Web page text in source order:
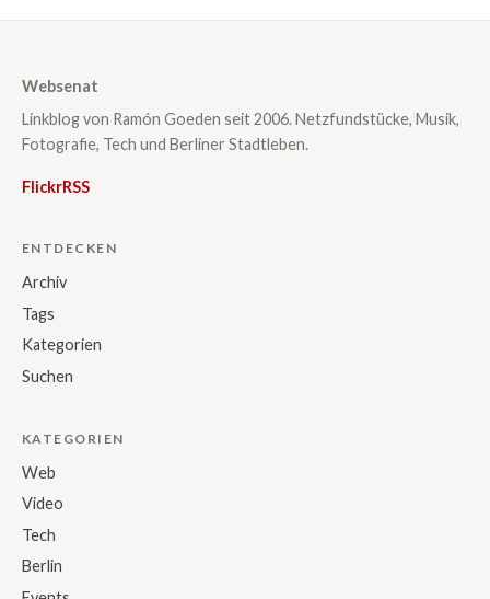
Websenat
Linkblog von Ramón Goeden seit 2006. Netzfundstücke, Musik,
Fotografie, Tech und Berliner Stadtleben.
FlickrRSS
ENTDECKEN
Archiv
Tags
Kategorien
Suchen
KATEGORIEN
Web
Video
Tech
Berlin